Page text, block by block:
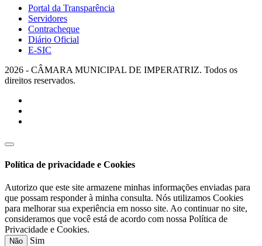
Portal da Transparência
Servidores
Contracheque
Diário Oficial
E-SIC
2026 - CÂMARA MUNICIPAL DE IMPERATRIZ. Todos os
direitos reservados.
Política de privacidade e Cookies
Autorizo que este site armazene minhas informações enviadas para
que possam responder à minha consulta. Nós utilizamos Cookies
para melhorar sua experiência em nosso site. Ao continuar no site,
consideramos que você está de acordo com nossa Política de
Privacidade e Cookies.
Não Sim